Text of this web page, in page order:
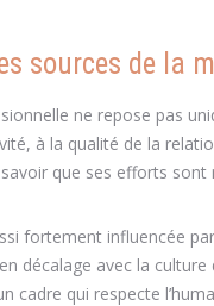
sources de la
ne repose pas
à la qualité de la
que ses efforts
fortement influencée
décalage avec la
un cadre qui respecte